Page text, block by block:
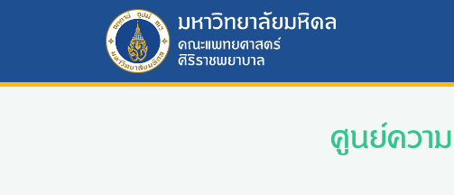
ศูนย์ควา